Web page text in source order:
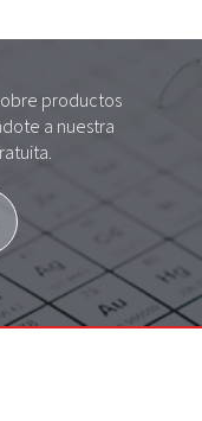
productos
a nuestra